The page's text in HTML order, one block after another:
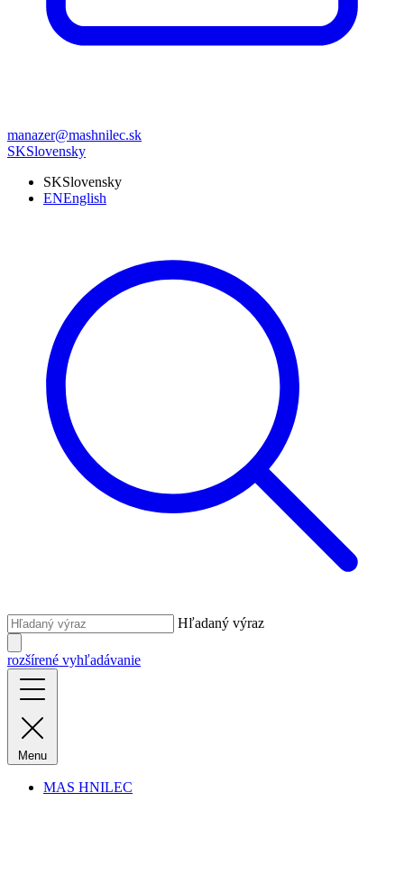
manazer@mashnilec.sk
SKSlovensky
SKSlovensky
ENEnglish
Hľadaný výraz
rozšírené vyhľadávanie
Menu
MAS HNILEC